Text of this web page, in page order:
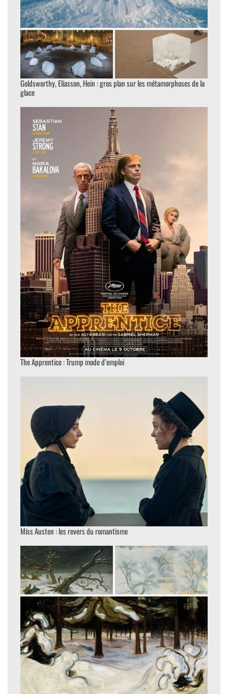
Goldsworthy, Eliasson, Hein : gros plan sur les métamorphoses de la
glace
The Apprentice : Trump mode d’emploi
Miss Austen : les revers du romantisme